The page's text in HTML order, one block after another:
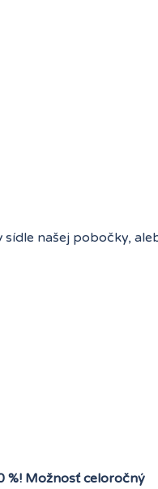
sídle našej pobočky,
%! Možnosť celoročný